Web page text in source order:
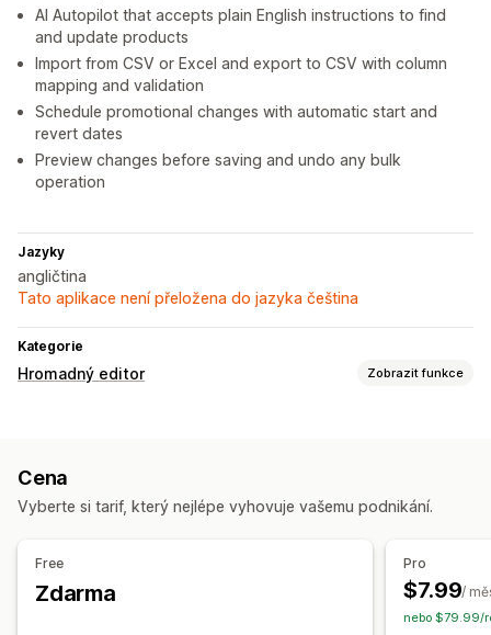
AI Autopilot that accepts plain English instructions to find
and update products
Import from CSV or Excel and export to CSV with column
mapping and validation
Schedule promotional changes with automatic start and
revert dates
Preview changes before saving and undo any bulk
operation
Jazyky
angličtina
Tato aplikace není přeložena do jazyka čeština
Kategorie
Hromadný editor Zobrazit funkce
SKU a čárové kódy
Metapole Kolekce
Import a export CSV
Cena
Vyberte si tarif, který nejlépe vyhovuje vašemu podnikání.
Free
Zdarma
Pro
$7.99/
nebo $79.99/